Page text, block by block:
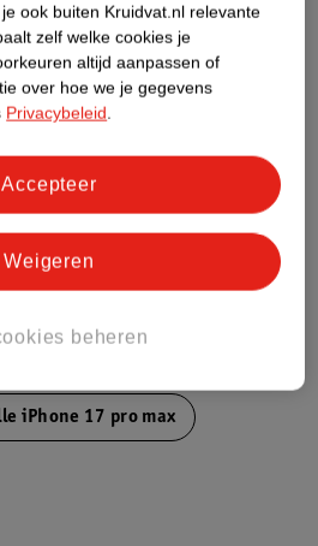
product heeft (nog) geen Nature
Score.
informatie
iPhone 17 pro max
ook buiten Kruidvat.nl relevante
zelf welke cookies je
altijd aanpassen of
over hoe we je gegevens
Privacybeleid.
beheren
Weigeren
Accepteer